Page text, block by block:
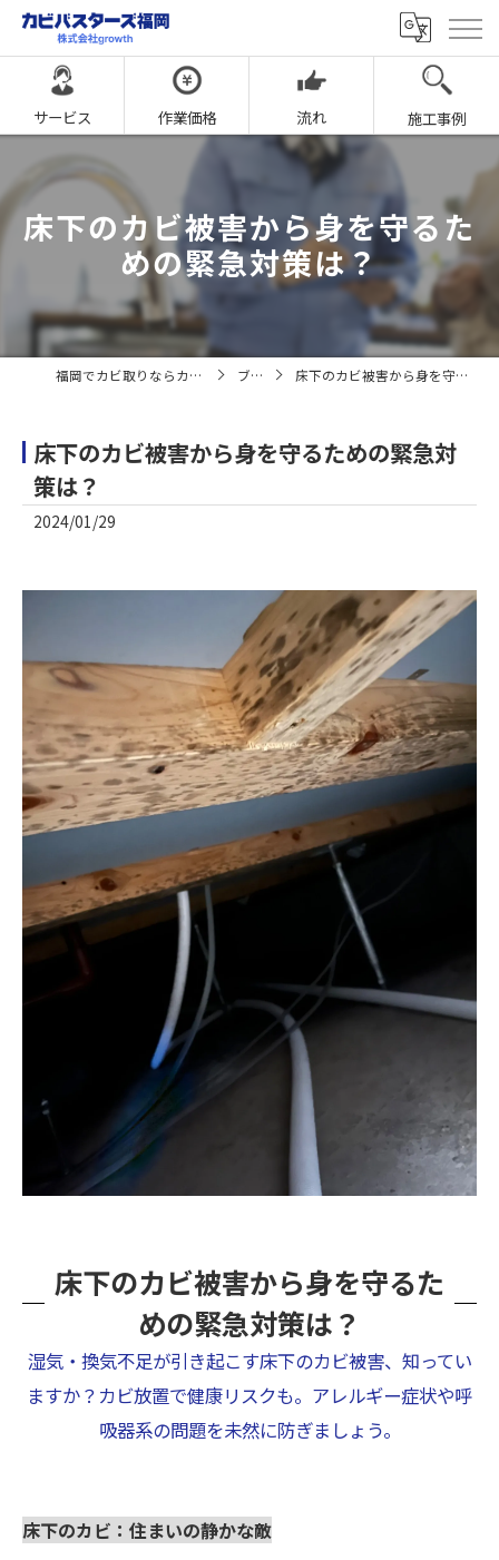
サービス 作業価格 流れ 施工事例
床下のカビ被害から身を守るた
めの緊急対策は？
福岡でカビ取りならカビバスターズ福岡 ブログ 床下のカビ被害から身を守るための緊急対策は？
床下のカビ被害から身を守るための緊急対
策は？
2024/01/29
床下のカビ被害から身を守るた
めの緊急対策は？
湿気・換気不足が引き起こす床下のカビ被害、知ってい
ますか？カビ放置で健康リスクも。アレルギー症状や呼
吸器系の問題を未然に防ぎましょう。
床下のカビ：住まいの静かな敵